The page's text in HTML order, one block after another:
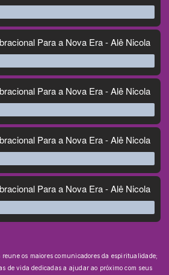
os maiores comunicadores da espiritualidade;
de vida dedicadas a ajudar ao próximo com seus